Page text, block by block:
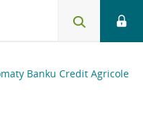
Banku Credit Agricole